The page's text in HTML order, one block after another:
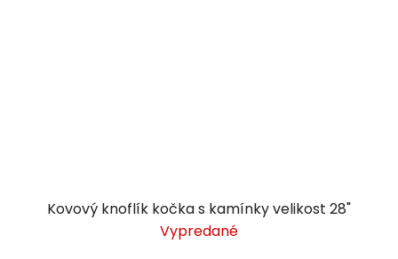
Kovový knoflík kočka s kamínky velikost 28"
Vypredané